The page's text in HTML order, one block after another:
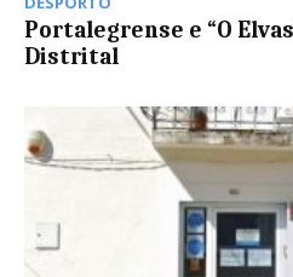
Portalegrense e “O
Distrital